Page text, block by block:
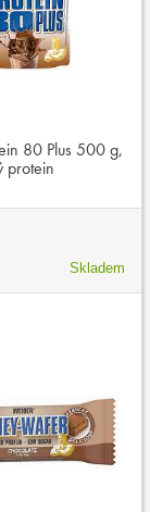
80 Plus 500 g,
protein
Skladem